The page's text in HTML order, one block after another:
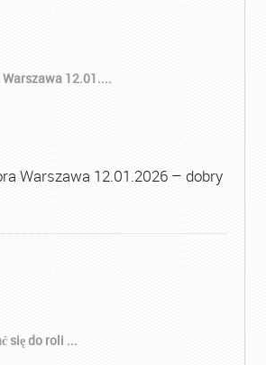
12.01....
Warszawa 12.01.2026 – dobry
się do roli ...